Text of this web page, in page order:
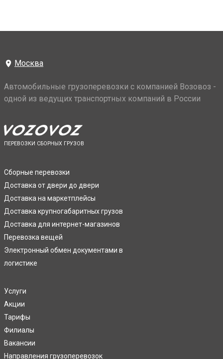
Москва
Автомобильные грузоперевозки с компанией Возовоз -
одной из ведущих транспортных компаний в России
ПЕРЕВОЗКИ СБОРНЫХ ГРУЗОВ
Сборные перевозки
Доставка от двери до двери
Доставка на маркетплейсы
Доставка крупногабаритных грузов
Доставка для интернет-магазинов
Перевозка вещей
Электронный обмен документами в
логистике
Услуги
Акции
Тарифы
Филиалы
Вакансии
Направления грузоперевозок